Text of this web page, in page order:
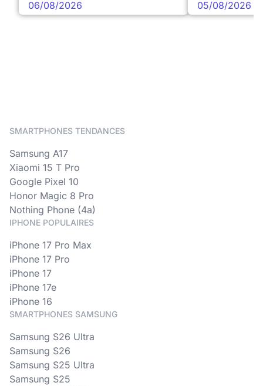
06/08/2026 05/08/2026
SMARTPHONES TENDANCES
Samsung A17
Xiaomi 15 T Pro
Google Pixel 10
Honor Magic 8 Pro
Nothing Phone (4a)
IPHONE POPULAIRES
iPhone 17 Pro Max
iPhone 17 Pro
iPhone 17
iPhone 17e
iPhone 16
SMARTPHONES SAMSUNG
Samsung S26 Ultra
Samsung S26
Samsung S25 Ultra
Samsung S25